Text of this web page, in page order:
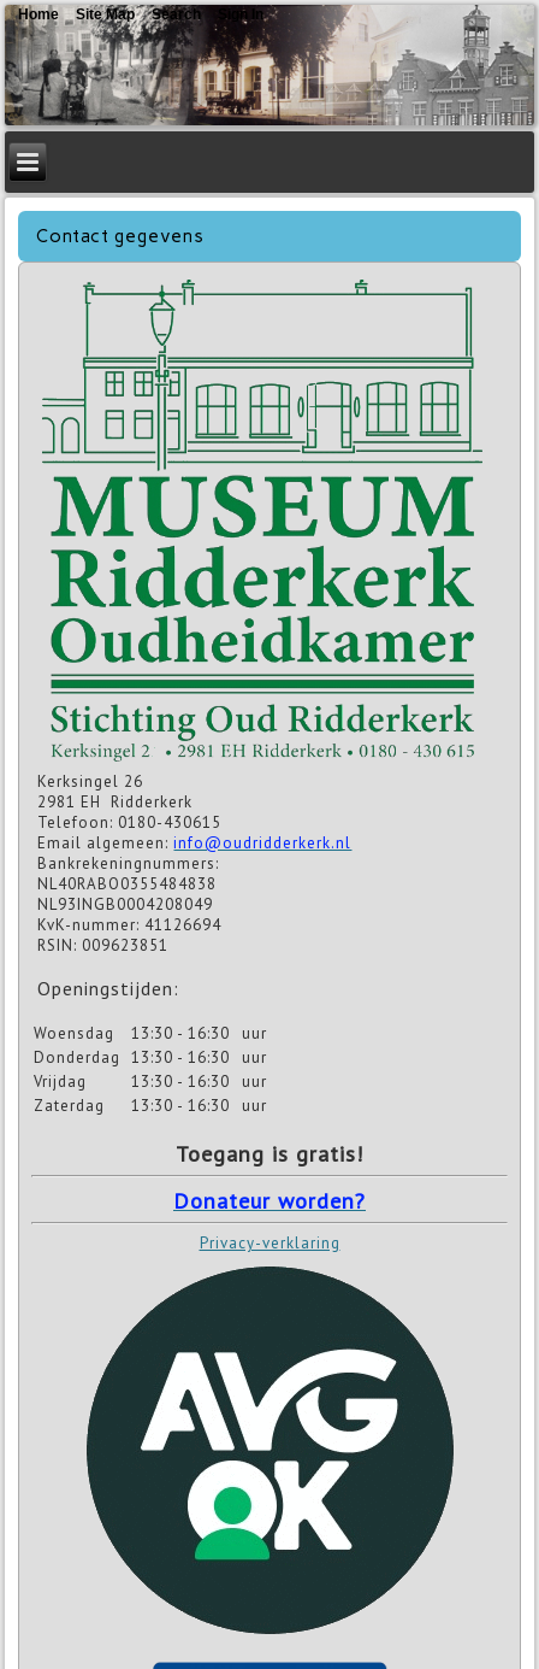
Contact gegevens
Kerksingel 26
2981 EH Ridderkerk
Telefoon: 0180-430615
Email algemeen:info@oudridderkerk.nl
Bankrekeningnummers:
NL40RABO0355484838
NL93INGB0004208049
KvK-nummer: 41126694
RSIN: 009623851
Openingstijden:
Woensdag 13:30 - 16:30
uur
Donderdag
13:30 - 16:30
uur
Vrijdag
13:30 - 16:30
uur
Zaterdag
13:30 - 16:30 uur
Toegang is gratis!
Donateur worden?
Privacy-verklaring
Home Site Map Search Sign In